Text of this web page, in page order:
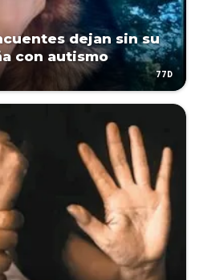
dejan sin su
con autismo
77D